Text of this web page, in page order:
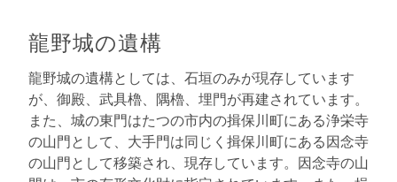
龍野城の遺構
龍野城の遺構としては、石垣のみが現存しています
が、御殿、武具櫓、隅櫓、埋門が再建されています。
また、城の東門はたつの市内の揖保川町にある浄栄寺
の山門として、大手門は同じく揖保川町にある因念寺
の山門として移築され、現存しています。因念寺の山